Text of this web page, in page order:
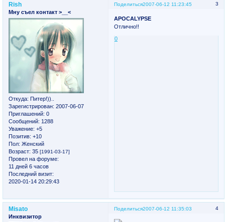
Поделиться 3
2007-06-12 11:23:45
Rish
Мну съел контакт >__<
Откуда: Питер!))..
Зарегистрирован: 2007-06-07
Приглашений: 0
Сообщений: 1288
Уважение: +5
Позитив: +10
Пол: Женский
Возраст: 35 [1991-03-17]
Провел на форуме:
11 дней 6 часов
Последний визит:
2020-01-14 20:29:43
APOCALYPSE
Отлично!!
0
Поделиться 4
2007-06-12 11:35:03
Misato
Инквизитор